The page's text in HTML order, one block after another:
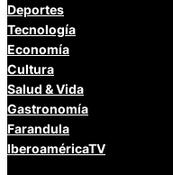
Deportes
Tecnología
Economía
Cultura
Salud & Vida
Gastronomía
Farandula
IberoaméricaTV